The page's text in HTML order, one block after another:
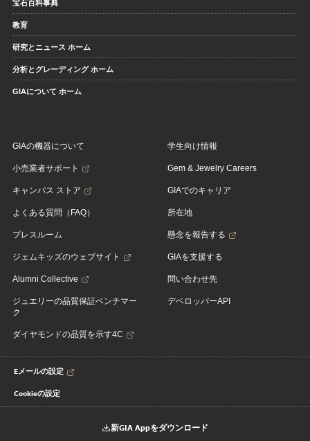
宝石百科事典
教育
研究とニュース ホーム
分析とグレーディング ホーム
GIAについて ホーム
GIAの機器について
小売業者サポート
キャンパス ストア
よくある質問（FAQ）
プレスルーム
ジェムキッズのウェブサイト
Alumni Collective
ジュエリーの品質保証ベンチマー
ク
ダイヤモンドの品質を示す4C
学生向け情報
Gem & Jewelry Careers
GIAでのキャリア
所在地
懸念を報告する
GIAを支援する
問い合わせ先
デベロッパーAPI
Eメールの設定
Cookieの設定
新GIA Appをダウンロード